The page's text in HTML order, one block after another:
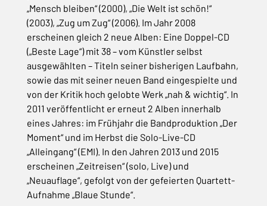
„Mensch bleiben“ (2000), „Die Welt ist schön!“
(2003), „Zug um Zug“ (2006). Im Jahr 2008
erscheinen gleich 2 neue Alben: Eine Doppel-CD
(„Beste Lage“) mit 38 – vom Künstler selbst
ausgewählten – Titeln seiner bisherigen Laufbahn,
sowie das mit seiner neuen Band eingespielte und
von der Kritik hoch gelobte Werk „nah & wichtig“. In
2011 veröffentlicht er erneut 2 Alben innerhalb
eines Jahres: im Frühjahr die Bandproduktion „Der
Moment“ und im Herbst die Solo-Live-CD
„Alleingang“ (EMI). In den Jahren 2013 und 2015
erscheinen „Zeitreisen“ (solo, Live) und
„Neuauflage“, gefolgt von der gefeierten Quartett-
Aufnahme „Blaue Stunde“.